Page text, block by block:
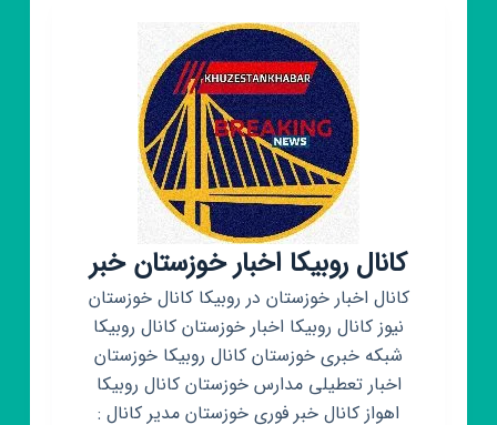
ماهشهر
کانال روبیکا اخبار خوزستان خبر
کانال اخبار خوزستان در روبیکا کانال خوزستان
نیوز کانال روبیکا اخبار خوزستان کانال روبیکا
شبکه خبری خوزستان کانال روبیکا خوزستان
اخبار تعطیلی مدارس خوزستان کانال روبیکا
اهواز کانال خبر فوری خوزستان مدیر کانال :